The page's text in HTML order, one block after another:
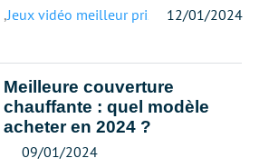
,Jeux vidéo meilleur prix 12/01/2024
Meilleure couverture
chauffante : quel modèle
acheter en 2024 ?
09/01/2024